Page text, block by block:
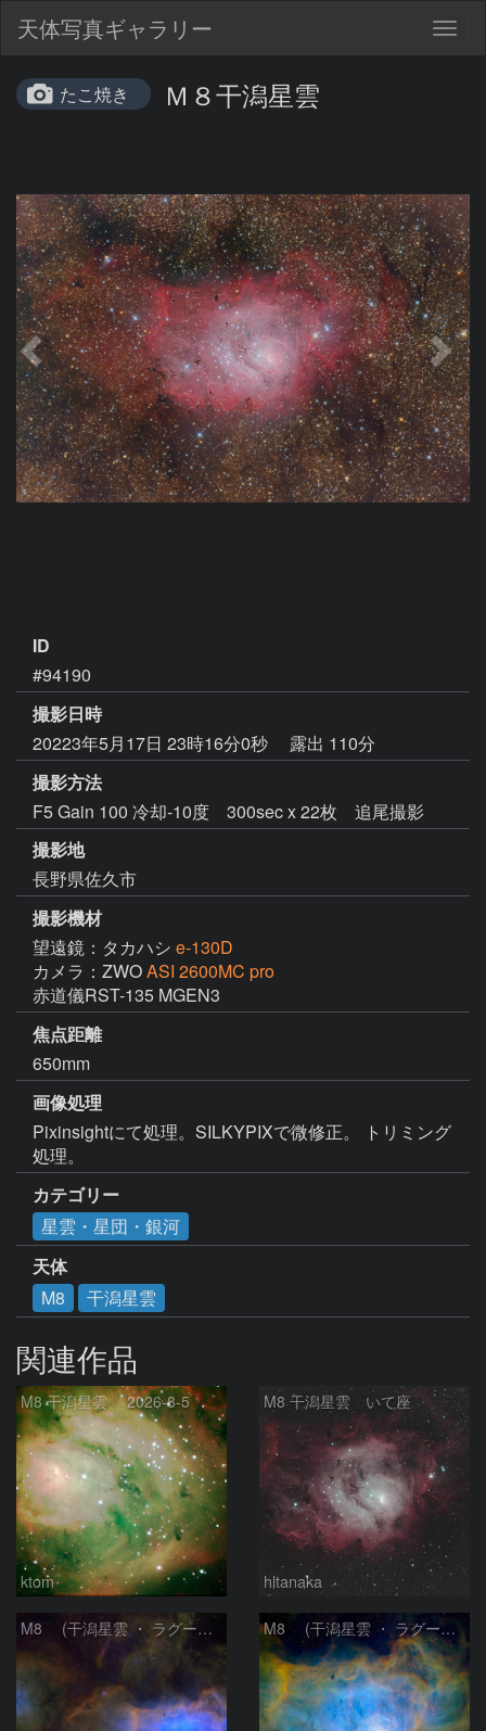
天体写真ギャラリー
たこ焼き Ｍ８干潟星雲
ID
#94190
撮影日時
20223年5月17日 23時16分0秒
露出 110分
撮影方法
F5 Gain 100 冷却-10度 300sec x 22枚 追尾撮影
撮影地
長野県佐久市
撮影機材
望遠鏡：タカハシ e-130D
カメラ：ZWOASI 2600MC pro
焦点距離
650mm
画像処理
Pixinsightにて処理。SILKYPIXで微修正。 トリミング
処理。
カテゴリー
星雲・星団・銀河
天体
M8
干潟星雲
関連作品
M8 干潟星雲 2026-8-5
ktom
M8 干潟星雲 いて座
hltanaka
M8 (干潟星雲 ・ ラグーン（Lagoon）星雲) M8 (干潟星雲 ・ ラグーン（Lagoon）星雲)